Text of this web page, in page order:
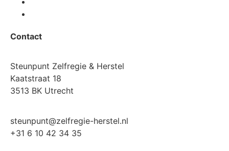
Contact
Steunpunt Zelfregie & Herstel
Kaatstraat 18
3513 BK Utrecht
steunpunt@zelfregie-herstel.nl
+31 6 10 42 34 35